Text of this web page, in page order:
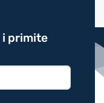
i primite